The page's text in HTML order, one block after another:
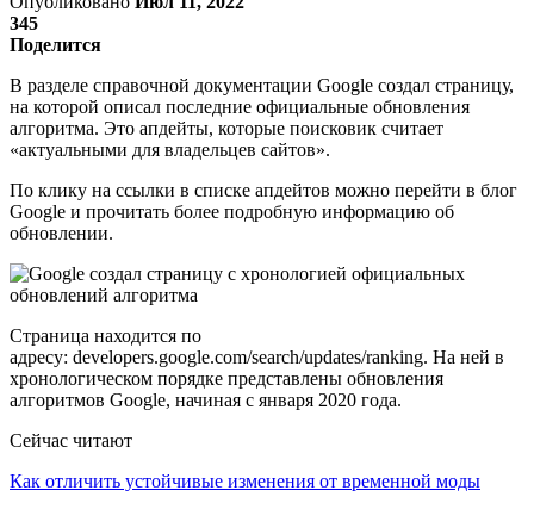
345
Поделится
В разделе справочной документации Google создал страницу,
на которой описал последние официальные обновления
алгоритма. Это апдейты, которые поисковик считает
«актуальными для владельцев сайтов».
По клику на ссылки в списке апдейтов можно перейти в блог
Google и прочитать более подробную информацию об
обновлении.
Страница находится по
адресу: developers.google.com/search/updates/ranking. На ней в
хронологическом порядке представлены обновления
алгоритмов Google, начиная с января 2020 года.
Сейчас читают
Как отличить устойчивые изменения от временной моды